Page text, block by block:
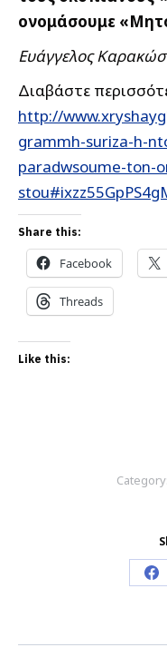
ονομάσουμε
Ευάγγελος
Διαβάστε
http://
grammh-suriza-h-
paradwsoume-ton-
Share this:
Facebook
Threads
Like this:
Category: